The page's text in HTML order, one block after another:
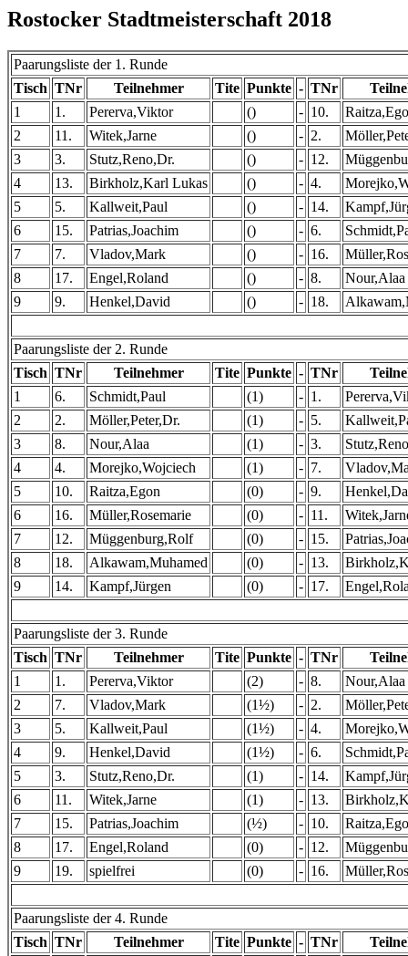
Rostocker Stadtmeisterschaft 2018
Paarungsliste der 1. Runde
Tisch TNr Teilnehmer Tite Punkte - TNr
1
1. Pererva,Viktor () - 10.
2
11. Witek,Jarne () - 2.
3
3. Stutz,Reno,Dr. () - 12.
4
13. Birkholz,Karl Lukas () - 4.
5
5. Kallweit,Paul () - 14.
6
15. Patrias,Joachim () - 6.
7
7. Vladov,Mark () - 16.
8
17. Engel,Roland () - 8.
Nour,Alaa
9
9. Henkel,David () - 18.
Paarungsliste der 2. Runde
Tisch TNr Teilnehmer Tite Punkte - TNr
1
6. Schmidt,Paul (1) - 1.
2
2. Möller,Peter,Dr. (1) - 5.
3
8. Nour,Alaa (1) - 3.
4
4. Morejko,Wojciech (1) - 7.
5
10. Raitza,Egon (0) - 9.
6
16. Müller,Rosemarie (0) - 11.
7
12. Müggenburg,Rolf (0) - 15.
8
18. Alkawam,Muhamed (0) - 13.
9
14. Kampf,Jürgen (0) - 17.
Paarungsliste der 3. Runde
Tisch TNr Teilnehmer Tite Punkte - TNr
1
1. Pererva,Viktor (2) - 8.
Nour,Alaa
2
7. Vladov,Mark (1½) - 2.
3
5. Kallweit,Paul (1½) - 4.
4
9. Henkel,David (1½) - 6.
5
3. Stutz,Reno,Dr. (1) - 14.
6
11. Witek,Jarne (1) - 13.
7
15. Patrias,Joachim (½) - 10.
8
17. Engel,Roland (0) - 12.
9
19. spielfrei (0) - 16.
Paarungsliste der 4. Runde
Tisch TNr Teilnehmer Tite Punkte - TNr